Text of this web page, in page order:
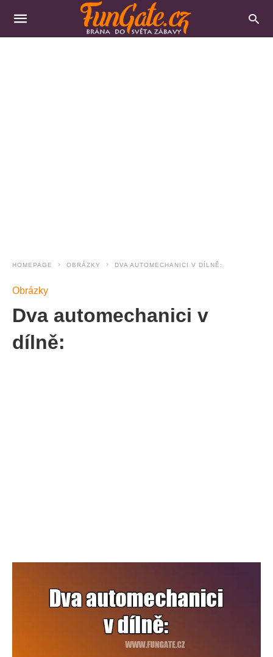
HOMEPAGE OBRÁZKY DVA AUTOMECHANICI V DÍLNĚ:
Obrázky
Dva automechanici v
dílně: